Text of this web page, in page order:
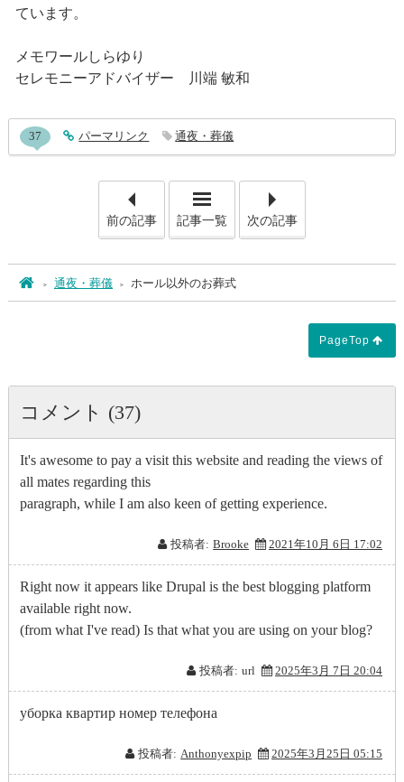
ています。
メモワールしらゆり
セレモニーアドバイザー 川端 敏和
entry485コメント
37 entry485
パーマリンク 通夜・葬儀
前の記事 記事一覧 次の記事
ホーム
通夜・葬儀 ホール以外のお葬式
PageTop
コメント (37)
It's awesome to pay a visit this website and reading the views of
all mates regarding this
paragraph, while I am also keen of getting experience.
投稿者: Brooke 2021年10月 6日 17:02
Right now it appears like Drupal is the best blogging platform
available right now.
(from what I've read) Is that what you are using on your blog?
投稿者: url 2025年3月 7日 20:04
уборка квартир номер телефона
投稿者: Anthonyexpip 2025年3月25日 05:15